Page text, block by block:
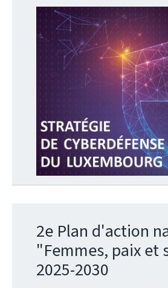
2e Plan d'action
"Femmes, paix et
2025-2030